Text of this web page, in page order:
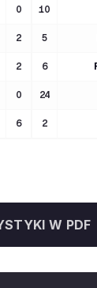
0
2
2
0
6
10
5
6
24
2
W PDF